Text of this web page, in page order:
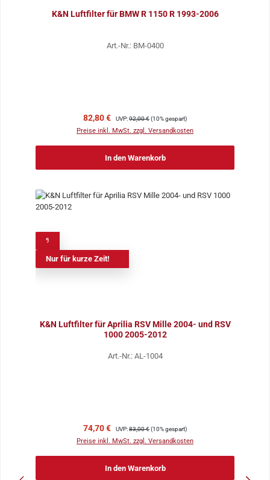
K&N Luftfilter für BMW R 1150 R 1993-2006
Art.-Nr.: BM-0400
Verkaufspreis:
82,80 € Regulärer Preis:
UVP:92,00 €(10% gespart)
Preise inkl. MwSt. zzgl. Versandkosten
In den Warenkorb
Nur für kurze Zeit!
K&N Luftfilter für Aprilia RSV Mille 2004- und RSV
1000 2005-2012
Art.-Nr.: AL-1004
Verkaufspreis:
74,70 € Regulärer Preis:
UVP:83,00 €(10% gespart)
Preise inkl. MwSt. zzgl. Versandkosten
In den Warenkorb